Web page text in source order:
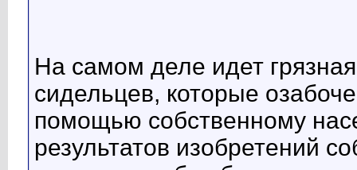
На самом деле идет
сидельцев, которые
помощью собственному
результатов изобретений